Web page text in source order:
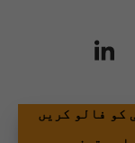
کو فالو کریں